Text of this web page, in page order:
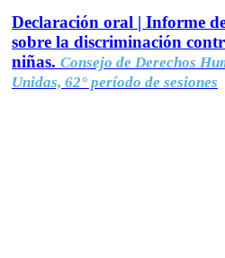
Declaración oral | Informe
sobre la discriminación
niñas. Consejo de Derechos
Unidas, 62° período de sesiones